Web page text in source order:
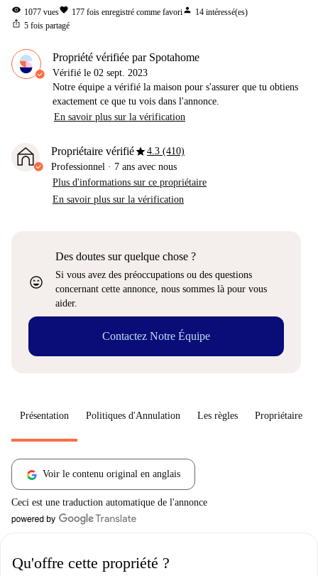
visibility 1077 vuesfavorite 177 fois enregistré comme favoriperson 14 intéressé(es)
ios_share 5 fois partagé
Propriété vérifiée par Spotahome
Vérifié le 02 sept. 2023
Notre équipe a vérifié la maison pour s'assurer que tu obtiens
exactement ce que tu vois dans l'annonce.
En savoir plus sur la vérification
Propriétaire vérifiéstar4.3 (410)
Professionnel · 7 ans avec nous
Plus d'informations sur ce propriétaire
En savoir plus sur la vérification
sentiment_very_satisfied
Des doutes sur quelque chose ?
Si vous avez des préoccupations ou des questions
concernant cette annonce, nous sommes là pour vous
aider.
Contactez Notre Équipe
Présentation Politiques d'Annulation Les règles Propriétaire
Voir le contenu original en anglais
Ceci est une traduction automatique de l'annonce
Qu'offre cette propriété ?